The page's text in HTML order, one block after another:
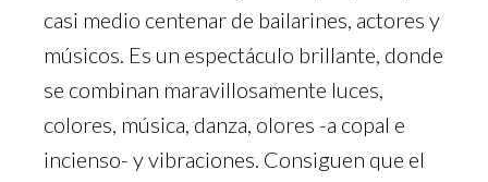
casi medio centenar de bailarines, actores y
músicos. Es un espectáculo brillante, donde
se combinan maravillosamente luces,
colores, música, danza, olores -a copal e
incienso- y vibraciones. Consiguen que el